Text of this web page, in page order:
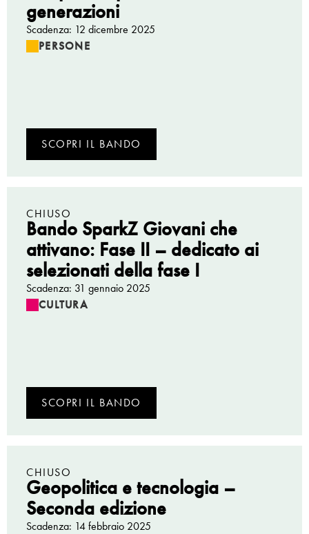
generazioni
Scadenza: 12 dicembre 2025
PERSONE
SCOPRI IL BANDO
CHIUSO
Bando SparkZ Giovani che
attivano: Fase II – dedicato ai
selezionati della fase I
Scadenza: 31 gennaio 2025
CULTURA
SCOPRI IL BANDO
CHIUSO
Geopolitica e tecnologia –
Seconda edizione
Scadenza: 14 febbraio 2025